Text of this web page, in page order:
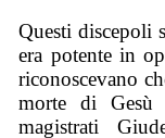
Questi discepoli
era potente in
riconoscevano
morte di Gesù
magistrati